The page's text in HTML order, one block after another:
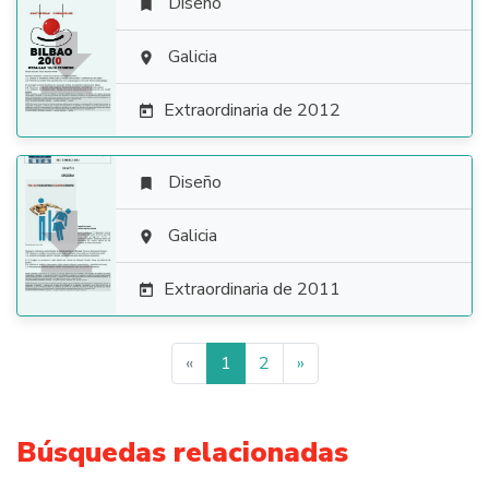


 Galicia
 Extraordinaria de 2012

 Diseño
 Galicia
 Extraordinaria de 2011
« 1 2 »
Búsquedas relacionadas